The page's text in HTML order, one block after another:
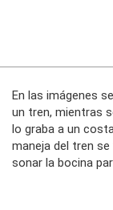
En las imágenes
un tren, mientras
lo graba a un
maneja del tren
sonar la bocina